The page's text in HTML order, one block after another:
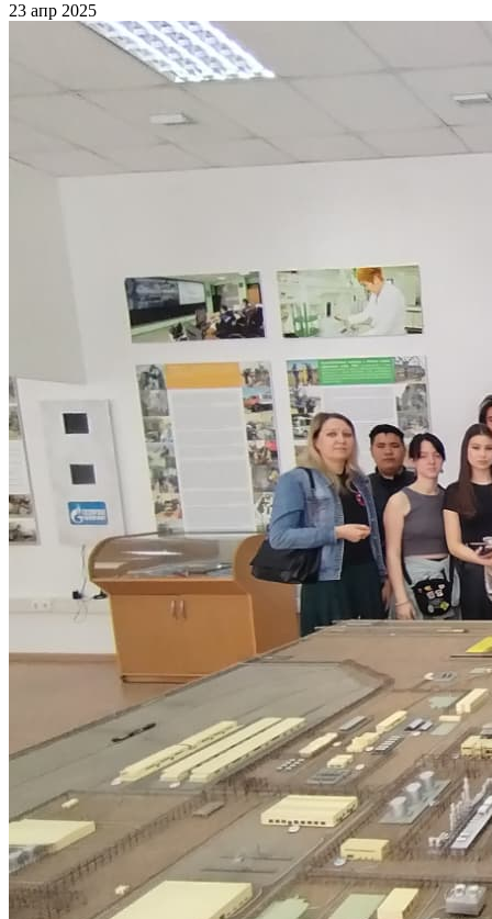
23 апр 2025